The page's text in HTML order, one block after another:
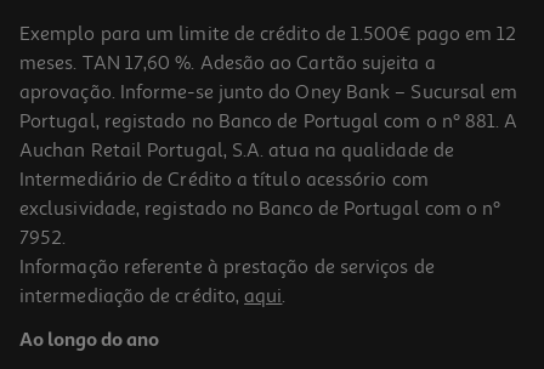
Exemplo para um limite de crédito de 1.500€ pago em 12
meses. TAN 17,60 %. Adesão ao Cartão sujeita a
aprovação. Informe-se junto do Oney Bank – Sucursal em
Portugal, registado no Banco de Portugal com o nº 881. A
Auchan Retail Portugal, S.A. atua na qualidade de
Intermediário de Crédito a título acessório com
exclusividade, registado no Banco de Portugal com o nº
7952.
Informação referente à prestação de serviços de
intermediação de crédito, aqui.
Ao longo do ano